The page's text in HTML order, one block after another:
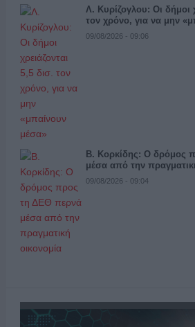
Λ. Κυρίζογλου: Οι δήμοι
τον χρόνο, για να μην
09/08/2026 - 09:06
Β. Κορκίδης: Ο δρόμος
μέσα από την
09/08/2026 - 09:04